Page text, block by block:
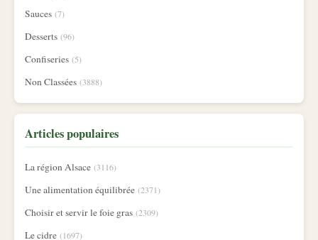
Sauces (7)
Desserts (96)
Confiseries (5)
Non Classées (3888)
Articles populaires
La région Alsace (3116)
Une alimentation équilibrée (2371)
Choisir et servir le foie gras (2309)
Le cidre (1697)